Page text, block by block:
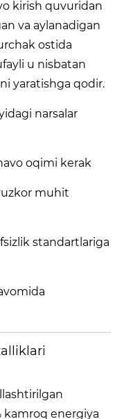
kirish quvuridan
va aylanadigan
ostida
u nisbatan
yaratishga qodir.
narsalar
oqimi kerak
muhit
standartlariga
kamroq energiya